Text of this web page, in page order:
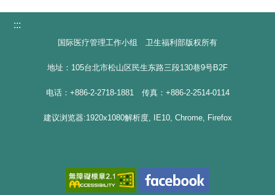
:::
国际医疗管理工作小组 卫生福利部版权所有
地址：105台北市松山区民生东路三段130巷9号B2F
电话：+886-2-2718-1881 传真：+886-2-2514-0114
建议浏览器:1920x1080解析度, IE10, Chrome, Firefox